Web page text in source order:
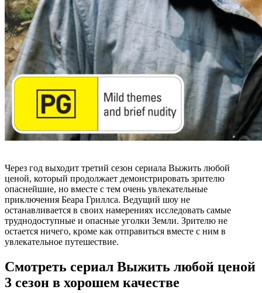
Через год выходит третий сезон сериала Выжить любой
ценой, который продолжает демонстрировать зрителю
опаснейшие, но вместе с тем очень увлекательные
приключения Беара Гриллса. Ведущий шоу не
останавливается в своих намерениях исследовать самые
труднодоступные и опасные уголки Земли. Зрителю не
остается ничего, кроме как отправиться вместе с ним в
увлекательное путешествие.
Смотреть сериал Выжить любой ценой
3 сезон в хорошем качестве